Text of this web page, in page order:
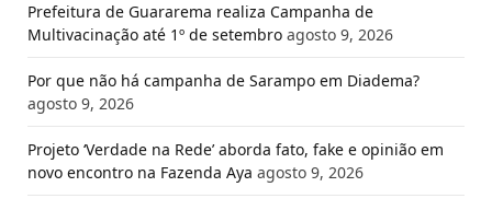
Prefeitura de Guararema realiza Campanha de
Multivacinação até 1º de setembro agosto 9, 2026
Por que não há campanha de Sarampo em Diadema?
agosto 9, 2026
Projeto ‘Verdade na Rede’ aborda fato, fake e opinião em
novo encontro na Fazenda Aya agosto 9, 2026